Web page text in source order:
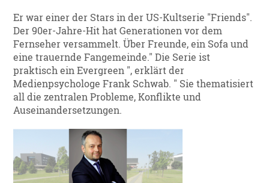
Er war einer der Stars in der US-Kultserie "Friends".
Der 90er-Jahre-Hit hat Generationen vor dem
Fernseher versammelt. Über Freunde, ein Sofa und
eine trauernde Fangemeinde." Die Serie ist
praktisch ein Evergreen ", erklärt der
Medienpsychologe Frank Schwab. " Sie thematisiert
all die zentralen Probleme, Konflikte und
Auseinandersetzungen.